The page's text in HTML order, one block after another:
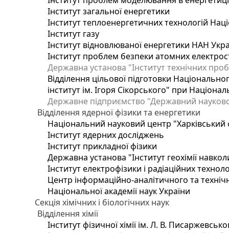
Інститут загальної енергетики
Інститут теплоенергетичних технологій
Інститут газу
Інститут відновлюваної енергетики НАН
Інститут проблем безпеки атомних
Державна установа "Інститут технічних
Відділення цільової підготовки
інститут ім. Ігоря Сікорського" при
Державне підприємство "Державний
Відділення ядерної фізики та енергетики
Національний науковий центр "Харківський
Інститут ядерних досліджень
Інститут прикладної фізики
Державна установа "Інститут геохімії
Інститут електрофізики і радіаційних
Центр інформаційно-аналітичного та
Національної академії наук України
Секція хімічних і біологічних наук
Відділення хімії
Інститут фізичної хімії ім. Л. В.